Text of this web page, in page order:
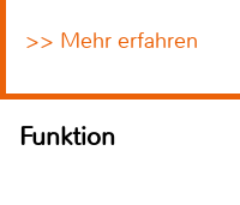
>> Mehr erfahren
Funktion